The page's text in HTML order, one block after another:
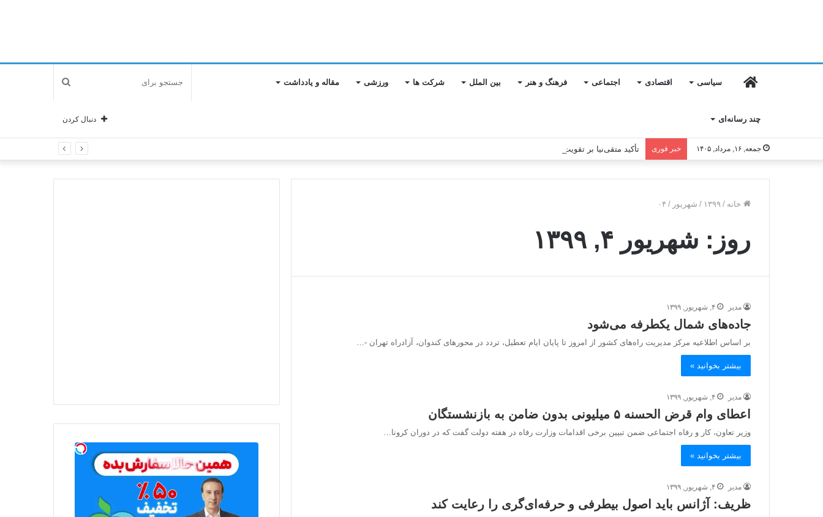
سیاسی اقتصادی اجتماعی فرهنگ و هنر بین الملل شرکت ها ورزشی مقاله و یادداشت
چند رسانه‌ای دنبال کردن
جمعه, ۱۶, مرداد, ۱۴۰۵ خبر فوری تأکید متقی‌نیا بر تقویت منابع و افزایش سهم از بازار در بازدید سرزده از شعب استان تهران
خانه / ۱۳۹۹ / شهریور / ۰۴
روز: شهریور ۴, ۱۳۹۹
مدیر ۴, شهریور, ۱۳۹۹
جاده‌های شمال یکطرفه می‌شود
بر اساس اطلاعیه‌ مرکز مدیریت راه‌های کشور از امروز تا پایان ایام تعطیل، تردد در محورهای کندوان، آزادراه تهران -…
بیشتر بخوانید »
مدیر ۴, شهریور, ۱۳۹۹
اعطای وام قرض الحسنه ۵ میلیونی بدون ضامن به بازنشستگان
وزیر تعاون، کار و رفاه اجتماعی ضمن تبیین برخی اقدامات وزارت رفاه در هفته دولت گفت که در دوران کرونا…
بیشتر بخوانید »
مدیر ۴, شهریور, ۱۳۹۹
ظریف: آژانس باید اصول بیطرفی و حرفه‌ای‌گری را رعایت کند